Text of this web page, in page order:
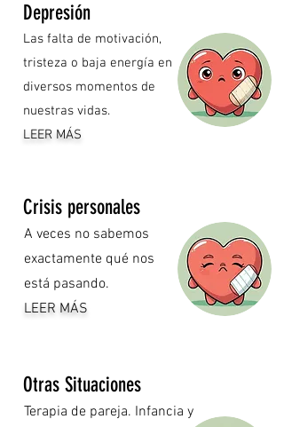
Depresión
Las falta de motivación,
tristeza o baja energía en
diversos momentos de
nuestras vidas.
LEER MÁS
Crisis personales
A veces no sabemos
exactamente qué nos
está pasando.
LEER MÁS
Otras Situaciones
Terapia de pareja. Infancia y